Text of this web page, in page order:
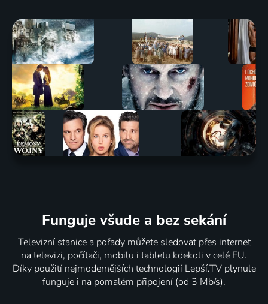
Funguje všude a bez sekání
Televizní stanice a pořady můžete sledovat přes internet
na televizi, počítači, mobilu i tabletu kdekoli v celé EU.
Díky použití nejmodernějších technologií Lepší.TV plynule
funguje i na pomalém připojení (od 3 Mb/s).